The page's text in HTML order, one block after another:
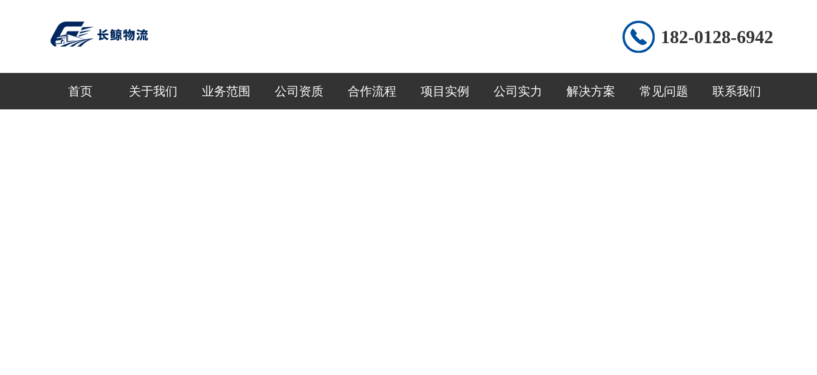
182-0128-6942
首页 关于我们 业务范围 公司资质 合作流程 项目实例 公司实力 解决方案 常见问题 联系我们